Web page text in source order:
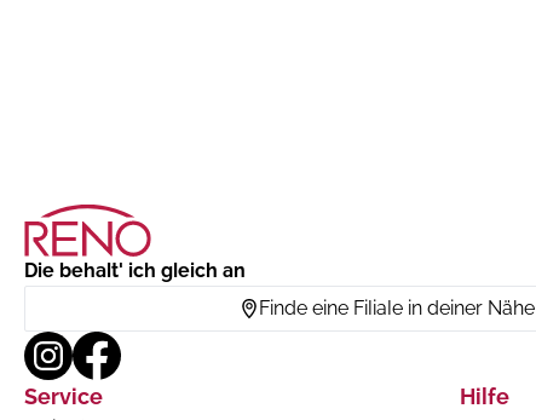
Die behalt' ich gleich an
Finde eine Filiale in deiner Nähe
Service Hilfe